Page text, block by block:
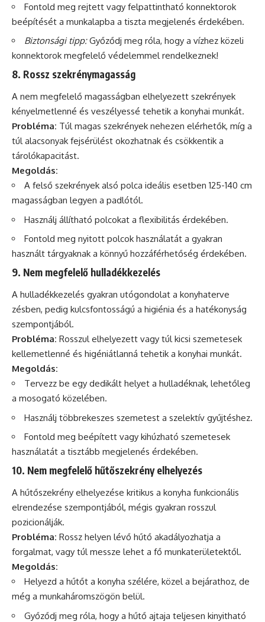
Fontold meg rejtett vagy felpattintható konnektorok
beépítését a munkalapba a tiszta megjelenés érdekében.
Biztonsági tipp:Győződj meg róla, hogy a vízhez közeli
konnektorok megfelelő védelemmel rendelkeznek!
8. Rossz szekrénymagasság
A nem megfelelő magasságban elhelyezett szekrények
kényelmetlenné és veszélyessé tehetik a konyhai munkát.
Probléma: Túl magas szekrények nehezen elérhetők, míg a
túl alacsonyak fejsérülést okozhatnak és csökkentik a
tárolókapacitást.
Megoldás:
A felső szekrények alsó polca ideális esetben 125-140 cm
magasságban legyen a padlótól.
Használj állítható polcokat a flexibilitás érdekében.
Fontold meg nyitott polcok használatát a gyakran
használt tárgyaknak a könnyű hozzáférhetőség érdekében.
9. Nem megfelelő hulladékkezelés
A hulladékkezelés gyakran utógondolat a konyhaterve
zésben, pedig kulcsfontosságú a higiénia és a hatékonyság
szempontjából.
Probléma: Rosszul elhelyezett vagy túl kicsi szemetesek
kellemetlenné és higéniátlanná tehetik a konyhai munkát.
Megoldás:
Tervezz be egy dedikált helyet a hulladéknak, lehetőleg
a mosogató közelében.
Használj többrekeszes szemetest a szelektív gyűjtéshez.
Fontold meg beépített vagy kihúzható szemetesek
használatát a tisztább megjelenés érdekében.
10. Nem megfelelő hűtőszekrény elhelyezés
A hűtőszekrény elhelyezése kritikus a konyha funkcionális
elrendezése szempontjából, mégis gyakran rosszul
pozicionálják.
Probléma: Rossz helyen lévő hűtő akadályozhatja a
forgalmat, vagy túl messze lehet a fő munkaterületektől.
Megoldás:
Helyezd a hűtőt a konyha szélére, közel a bejárathoz, de
még a munkaháromszögön belül.
Győződj meg róla, hogy a hűtő ajtaja teljesen kinyitható